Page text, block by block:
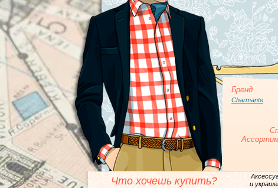
Бренд
Charmante
Что хочешь купить?
и